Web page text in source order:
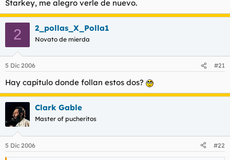
Starkey, me alegro verle de nuevo.
2 2_pollas_X_Polla1
Novato de mierda
5 Dic 2006 #21
Hay capítulo donde follan estos dos?
Clark Gable
Master of pucheritos
5 Dic 2006 #22